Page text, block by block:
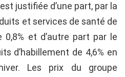
justifiée d’une part, par la
et services de santé de
0,8% et d’autre part par le
d’habillement de 4,6% en
Les prix du groupe